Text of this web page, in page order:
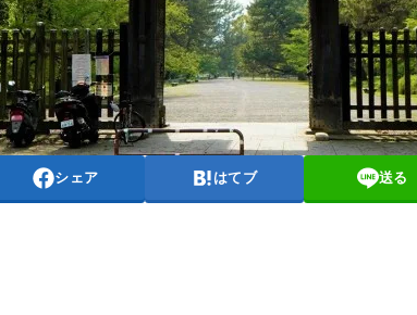
シェア はてブ 送る